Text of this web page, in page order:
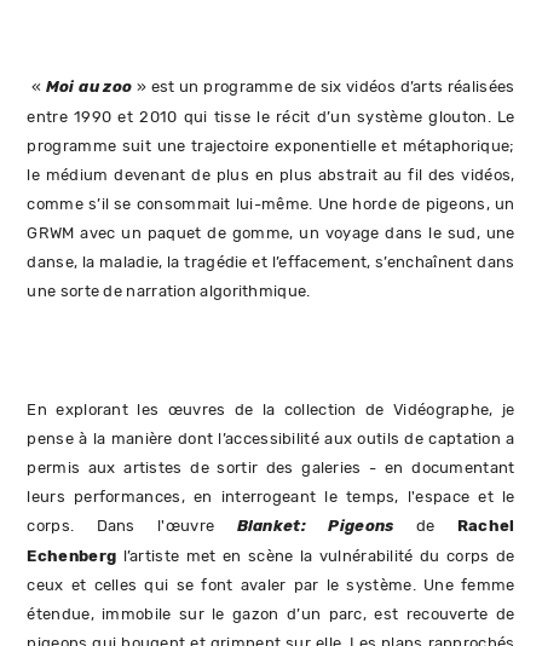
« Moi au zoo » est un programme de six vidéos d’arts réalisées
entre 1990 et 2010 qui tisse le récit d’un système glouton. Le
programme suit une trajectoire exponentielle et métaphorique;
le médium devenant de plus en plus abstrait au fil des vidéos,
comme s’il se consommait lui-même. Une horde de pigeons, un
GRWM avec un paquet de gomme, un voyage dans le sud, une
danse, la maladie, la tragédie et l’effacement, s’enchaînent dans
une sorte de narration algorithmique.
En explorant les œuvres de la collection de Vidéographe, je
pense à la manière dont l’accessibilité aux outils de captation a
permis aux artistes de sortir des galeries - en documentant
leurs performances, en interrogeant le temps, l'espace et le
corps. Dans l'œuvre Blanket: Pigeons de Rachel
Echenberg l’artiste met en scène la vulnérabilité du corps de
ceux et celles qui se font avaler par le système. Une femme
étendue, immobile sur le gazon d’un parc, est recouverte de